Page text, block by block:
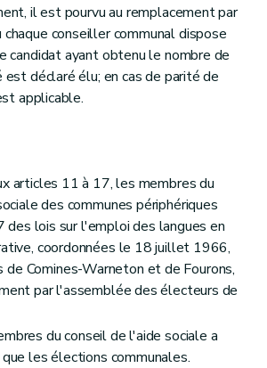
il est pourvu au remplacement par
conseiller communal dispose
candidat ayant obtenu le nombre de
déclaré élu; en cas de parité de
applicable.
articles 11 à 17, les membres du
des communes périphériques
des lois sur l'emploi des langues en
coordonnées le 18 juillet 1966,
de Comines-Warneton et de Fourons,
par l'assemblée des électeurs de
du conseil de l'aide sociale a
les élections communales.